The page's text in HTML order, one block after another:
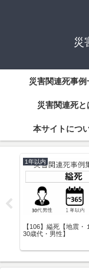
災
災害関連死事例
災害関連死と
本サイトにつ
豪雨・1週間以内・
1週
【
風